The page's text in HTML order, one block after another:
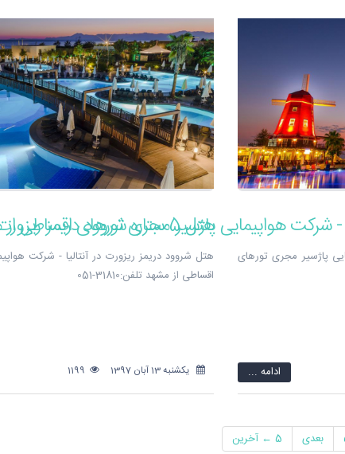
پاژسیر مجری تورهای
ادامه ...
هتل 5 ستاره شروود دریمز ریزورت در آنتالیا - شرکت هواپیمایی پاژسیر مجری تورهای اقساطی از مشهد
هتل شروود دریمز ریزورت در آنتالیا - شرکت
اقساطی از مشهد تلفن:31810-051
یکشنبه 13 آبان 1397
بعدی 5 ← آخرین